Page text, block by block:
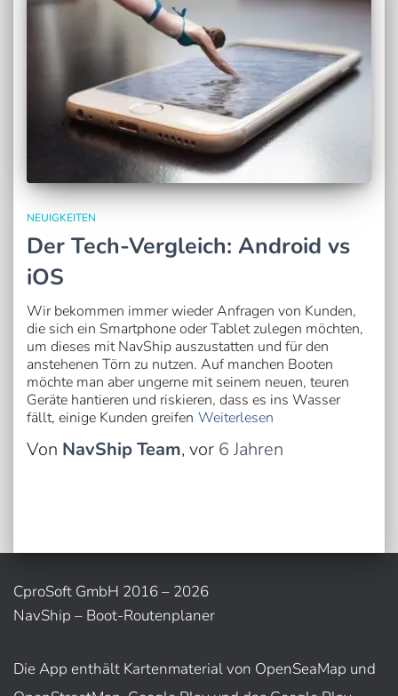
NEUIGKEITEN
Der Tech-Vergleich: Android vs
iOS
Wir bekommen immer wieder Anfragen von Kunden,
die sich ein Smartphone oder Tablet zulegen möchten,
um dieses mit NavShip auszustatten und für den
anstehenen Törn zu nutzen. Auf manchen Booten
möchte man aber ungerne mit seinem neuen, teuren
Geräte hantieren und riskieren, dass es ins Wasser
fällt, einige Kunden greifen Weiterlesen
Von NavShip Team, vor 6 Jahren
CproSoft GmbH 2016 – 2026
NavShip – Boot-Routenplaner
Die App enthält Kartenmaterial von OpenSeaMap und